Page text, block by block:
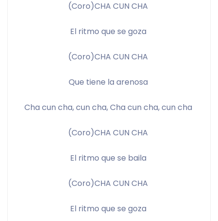
(Coro)CHA CUN CHA
El ritmo que se goza
(Coro)CHA CUN CHA
Que tiene la arenosa
Cha cun cha, cun cha, Cha cun cha, cun cha
(Coro)CHA CUN CHA
El ritmo que se baila
(Coro)CHA CUN CHA
El ritmo que se goza